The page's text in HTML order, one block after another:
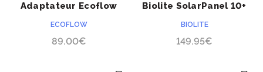
ACHETER
Adaptateur Ecoflow
ECOFLOW
89.00€
ACHETER
Biolite SolarPanel 10+
BIOLITE
149.95€